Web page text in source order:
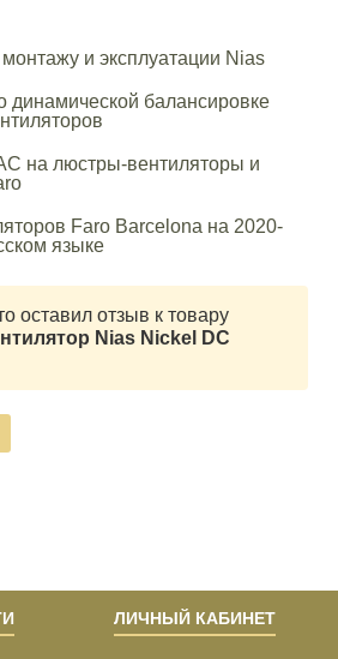
и эксплуатации Nias
динамической балансировке
на люстры-вентиляторы и
Faro Barcelona на 2020-
языке
оставил отзыв к товару
Nias Nickel DC
ЛИЧНЫЙ КАБИНЕТ